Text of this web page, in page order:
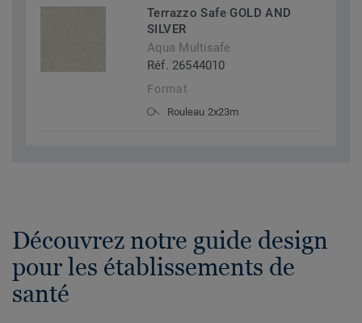
Terrazzo Safe GOLD AND
SILVER
Aqua Multisafe
Réf. 26544010
Format
Rouleau 2x23m
Découvrez notre guide design
pour les établissements de
santé